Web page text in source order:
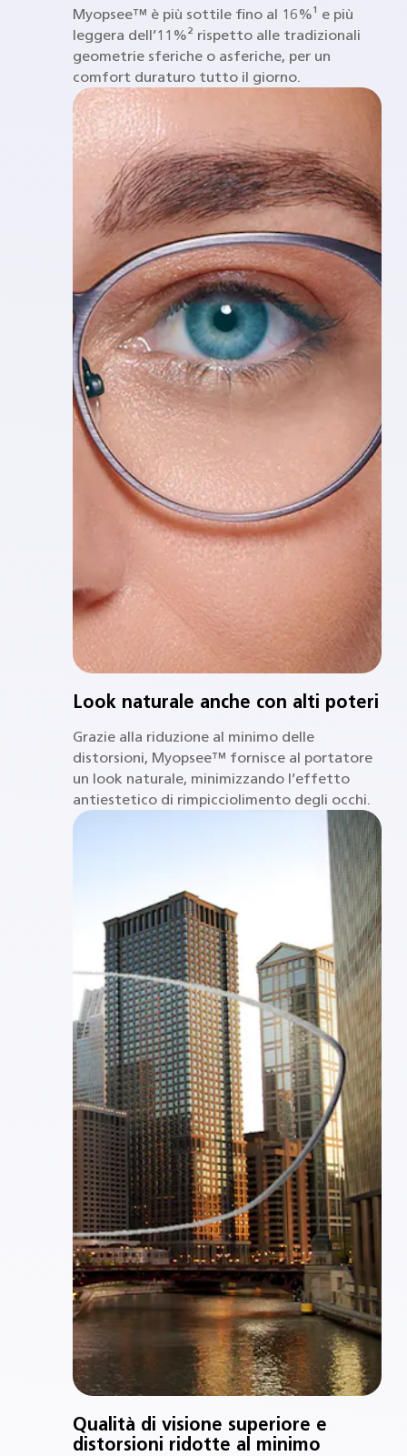
Myopsee™ è più sottile fino al 16%¹ e più
leggera dell’11%² rispetto alle tradizionali
geometrie sferiche o asferiche, per un
comfort duraturo tutto il giorno.
Look naturale anche con alti poteri
Grazie alla riduzione al minimo delle
distorsioni, Myopsee™ fornisce al portatore
un look naturale, minimizzando l’effetto
antiestetico di rimpicciolimento degli occhi.
Qualità di visione superiore e
distorsioni ridotte al minimo